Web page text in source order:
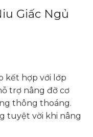
Giấc Ngủ
kết hợp với lớp
trợ nâng đỡ cơ
thông thoáng.
tuyệt vời khi nâng